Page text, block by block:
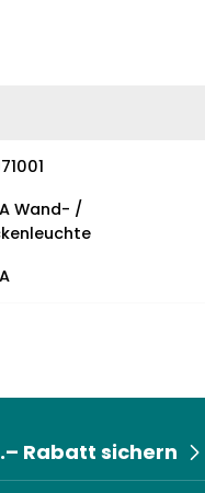
Wand- /
Rabatt sichern